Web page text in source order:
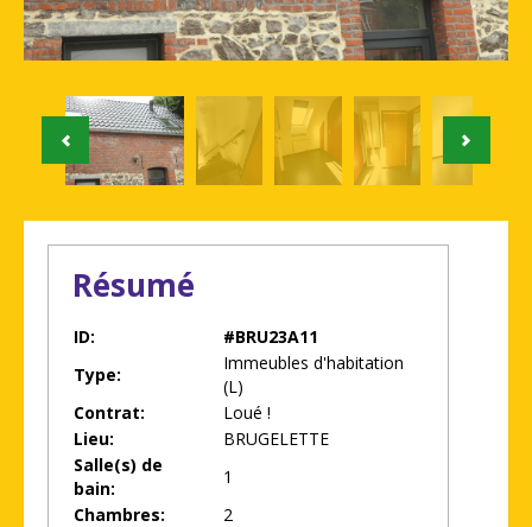
Résumé
ID:
#BRU23A11
Type:
Immeubles d'habitation
(L)
Contrat:
Loué !
Lieu:
BRUGELETTE
Salle(s) de
bain:
1
Chambres:
2